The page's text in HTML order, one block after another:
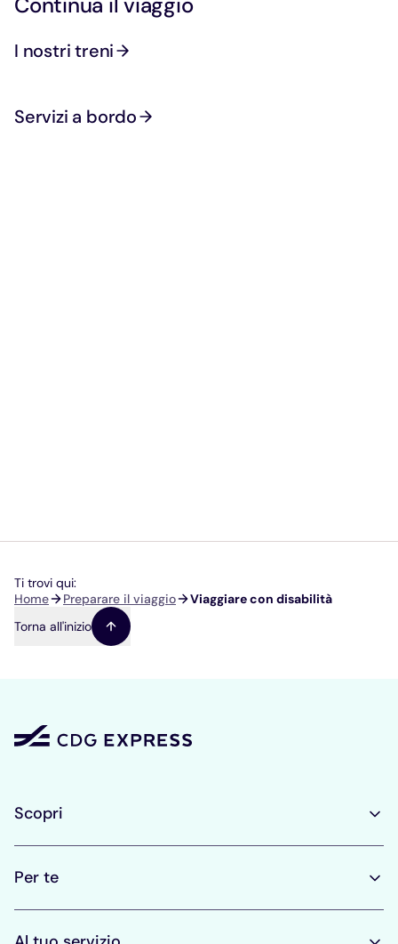
I nostri treni
Servizi a bordo
Ti trovi qui:
Briciole
pane
Home Preparare il viaggio
Viaggiare con disabilità
Torna all'inizio
Scopri
Per te